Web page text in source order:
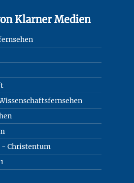
Klarner Medien
- Christentum